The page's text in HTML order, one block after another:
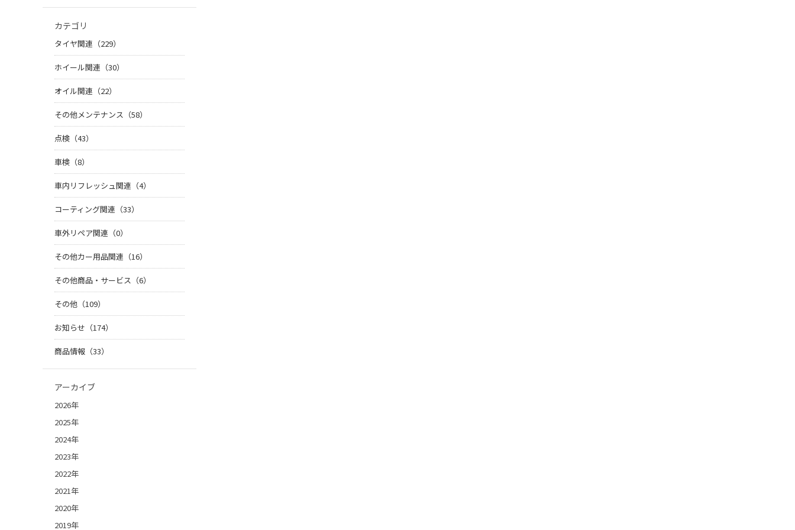
カテゴリ
タイヤ関連（229）
ホイール関連（30）
オイル関連（22）
その他メンテナンス（58）
点検（43）
車検（8）
車内リフレッシュ関連（4）
コーティング関連（33）
車外リペア関連（0）
その他カー用品関連（16）
その他商品・サービス（6）
その他（109）
お知らせ（174）
商品情報（33）
アーカイブ
2026年
2025年
2024年
2023年
2022年
2021年
2020年
2019年